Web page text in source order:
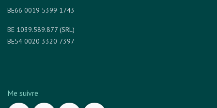
BE66 0019 5399 1743
BE 1039.589.877 (SRL)
BE54 0020 3320 7397
Me suivre